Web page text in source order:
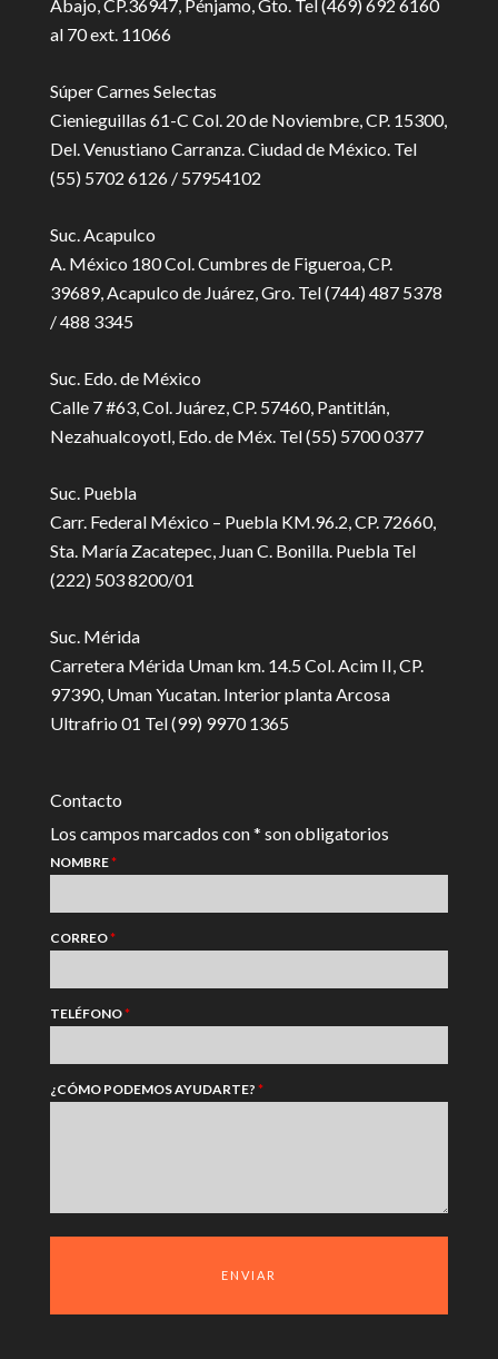
Abajo, CP.36947, Pénjamo, Gto. Tel (469) 692 6160
al 70 ext. 11066
Súper Carnes Selectas
Cienieguillas 61-C Col. 20 de Noviembre, CP. 15300,
Del. Venustiano Carranza. Ciudad de México. Tel
(55) 5702 6126 / 57954102
Suc. Acapulco
A. México 180 Col. Cumbres de Figueroa, CP.
39689, Acapulco de Juárez, Gro. Tel (744) 487 5378
/ 488 3345
Suc. Edo. de México
Calle 7 #63, Col. Juárez, CP. 57460, Pantitlán,
Nezahualcoyotl, Edo. de Méx. Tel (55) 5700 0377
Suc. Puebla
Carr. Federal México – Puebla KM.96.2, CP. 72660,
Sta. María Zacatepec, Juan C. Bonilla. Puebla Tel
(222) 503 8200/01
Suc. Mérida
Carretera Mérida Uman km. 14.5 Col. Acim II, CP.
97390, Uman Yucatan. Interior planta Arcosa
Ultrafrio 01 Tel (99) 9970 1365
Contacto
Los campos marcados con * son obligatorios
NOMBRE*
CORREO*
TELÉFONO*
¿CÓMO PODEMOS AYUDARTE? *